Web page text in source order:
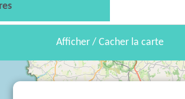
Afficher / Cacher la carte